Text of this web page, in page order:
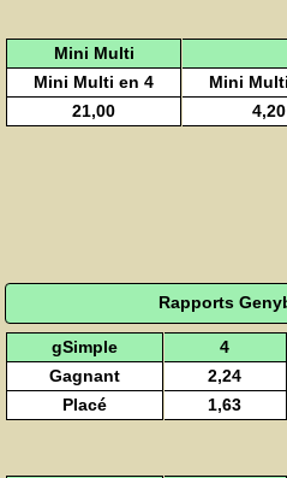
Mini Multi
Mini Multi en 4
Mini
21,00
4,20
Rapports
gSimple 4
Gagnant
2,24
Placé
1,63